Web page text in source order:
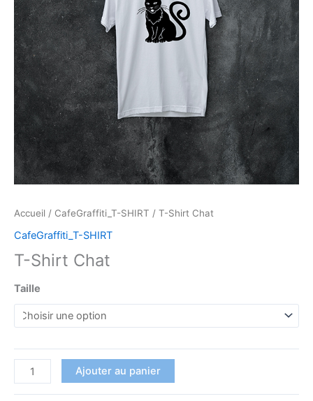
Accueil / CafeGraffiti_T-SHIRT / T-Shirt Chat
CafeGraffiti_T-SHIRT
T-Shirt Chat
Taille
Ajouter au panier